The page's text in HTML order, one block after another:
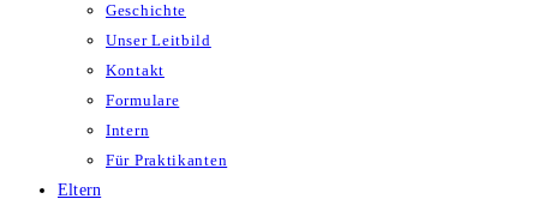
Geschichte
Unser Leitbild
Kontakt
Formulare
Intern
Für Praktikanten
Eltern